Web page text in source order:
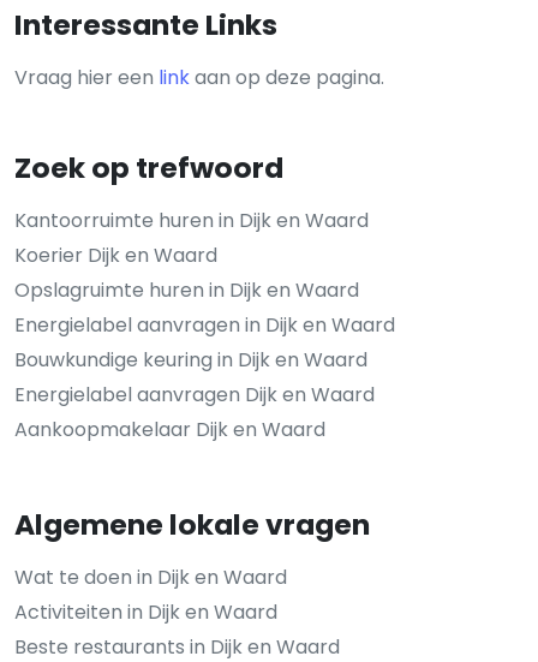
Interessante Links
Vraag hier een linkaan op deze pagina.
Zoek op trefwoord
Kantoorruimte huren in Dijk en Waard
Koerier Dijk en Waard
Opslagruimte huren in Dijk en Waard
Energielabel aanvragen in Dijk en Waard
Bouwkundige keuring in Dijk en Waard
Energielabel aanvragen Dijk en Waard
Aankoopmakelaar Dijk en Waard
Algemene lokale vragen
Wat te doen in Dijk en Waard
Activiteiten in Dijk en Waard
Beste restaurants in Dijk en Waard